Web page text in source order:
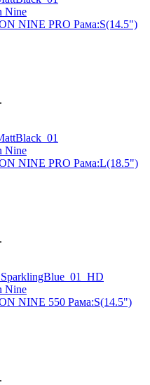
NINE PRO Рама:S(14.5")
NINE PRO Рама:L(18.5")
NINE 550 Рама:S(14.5")